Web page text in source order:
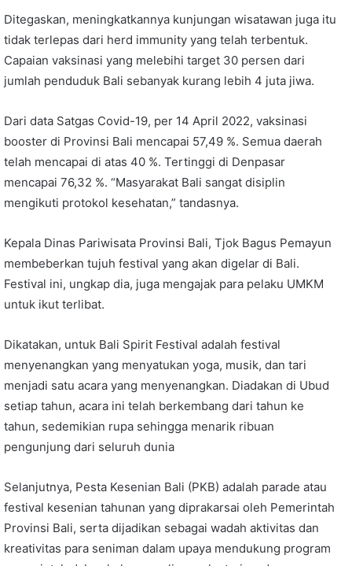
Ditegaskan, meningkatkannya kunjungan wisatawan juga itu
tidak terlepas dari herd immunity yang telah terbentuk.
Capaian vaksinasi yang melebihi target 30 persen dari
jumlah penduduk Bali sebanyak kurang lebih 4 juta jiwa.
Dari data Satgas Covid-19, per 14 April 2022, vaksinasi
booster di Provinsi Bali mencapai 57,49 %. Semua daerah
telah mencapai di atas 40 %. Tertinggi di Denpasar
mencapai 76,32 %. “Masyarakat Bali sangat disiplin
mengikuti protokol kesehatan,” tandasnya.
Kepala Dinas Pariwisata Provinsi Bali, Tjok Bagus Pemayun
membeberkan tujuh festival yang akan digelar di Bali.
Festival ini, ungkap dia, juga mengajak para pelaku UMKM
untuk ikut terlibat.
Dikatakan, untuk Bali Spirit Festival adalah festival
menyenangkan yang menyatukan yoga, musik, dan tari
menjadi satu acara yang menyenangkan. Diadakan di Ubud
setiap tahun, acara ini telah berkembang dari tahun ke
tahun, sedemikian rupa sehingga menarik ribuan
pengunjung dari seluruh dunia
Selanjutnya, Pesta Kesenian Bali (PKB) adalah parade atau
festival kesenian tahunan yang diprakarsai oleh Pemerintah
Provinsi Bali, serta dijadikan sebagai wadah aktivitas dan
kreativitas para seniman dalam upaya mendukung program